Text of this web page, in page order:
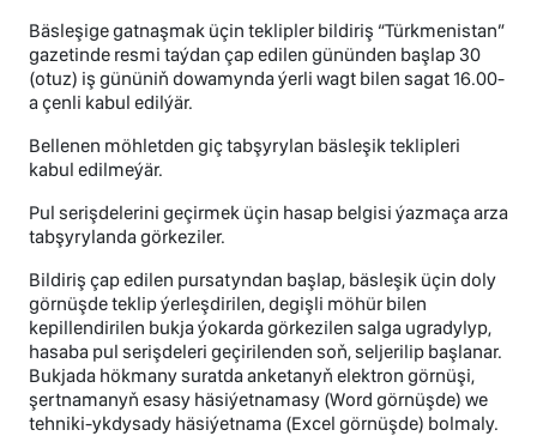
Bäsleşige gatnaşmak üçin teklipler bildiriş “Türkmenistan”
gazetinde resmi taýdan çap edilen gününden başlap 30
(otuz) iş gününiň dowamynda ýerli wagt bilen sagat 16.00-
a çenli kabul edilýär.
Bellenen möhletden giç tabşyrylan bäsleşik teklipleri
kabul edilmeýär.
Pul serişdelerini geçirmek üçin hasap belgisi ýazmaça arza
tabşyrylanda görkeziler.
Bildiriş çap edilen pursatyndan başlap, bäsleşik üçin doly
görnüşde teklip ýerleşdirilen, degişli möhür bilen
kepillendirilen bukja ýokarda görkezilen salga ugradylyp,
hasaba pul serişdeleri geçirilenden soň, seljerilip başlanar.
Bukjada hökmany suratda anketanyň elektron görnüşi,
şertnamanyň esasy häsiýetnamasy (Word görnüşde) we
tehniki-ykdysady häsiýetnama (Excel görnüşde) bolmaly.